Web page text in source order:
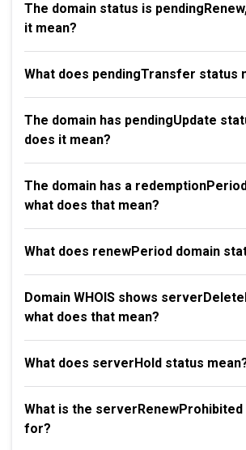
The domain status is
it mean?
What does pendingTransfer status
The domain has pendingUpdate
does it mean?
The domain has a
what does that mean?
What does renewPeriod domain
Domain WHOIS shows
what does that mean?
What does serverHold status
What is the
for?